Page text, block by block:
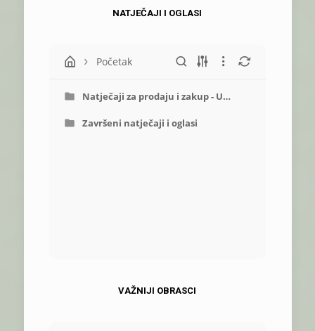
NATJEČAJI I OGLASI
Početak
Natječaji za prodaju i zakup - U
Završeni natječaji i oglasi
VAŽNIJI OBRASCI